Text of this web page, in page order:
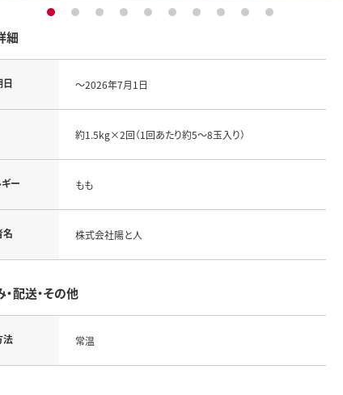
1 2 3 4 5 6 7 8 9 10
細
日 ～2026年7月1日
約1.5kg×2回（1回あたり約5～8玉入り）
ー もも
名 株式会社陽と人
配送・その他
法 常温